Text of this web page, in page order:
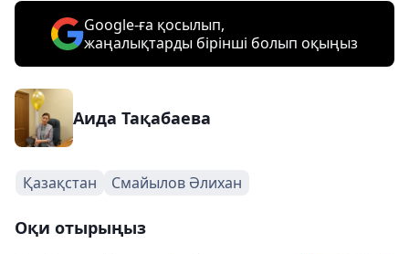
Google-ға қосылып,
жаңалықтарды бірінші болып оқыңыз
Аида Тақабаева
Қазақстан Смайылов Әлихан
Оқи отырыңыз